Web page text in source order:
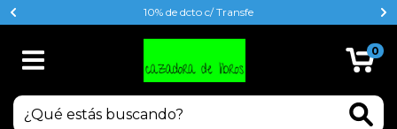
10% de dcto c/ Transfe
0